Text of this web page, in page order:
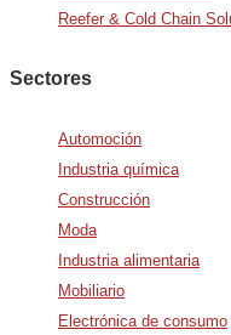
Reefer & Cold Chain
Sectores
Automoción
Industria química
Construcción
Moda
Industria alimentaria
Mobiliario
Electrónica de consumo